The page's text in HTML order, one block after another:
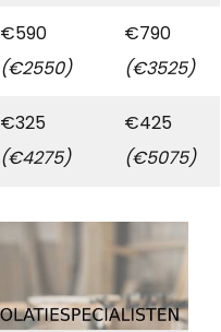
€590
(€2550)
€790
(€3525)
€325
(€4275)
€425
(€5075)